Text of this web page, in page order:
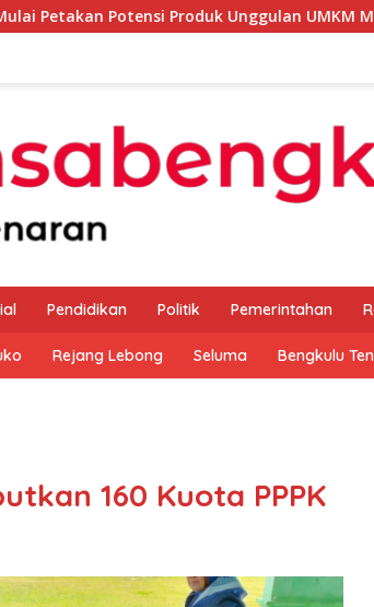
Produk Unggulan UMKM Melalui Kajian
Pendidikan Politik Pemerintahan
Rejang Lebong Seluma Bengkulu
160 Kuota PPPK